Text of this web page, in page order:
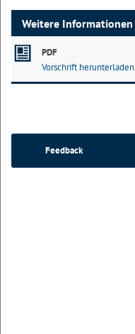
Weitere Informationen
PDF
Vorschrift herunterladen
Feedback